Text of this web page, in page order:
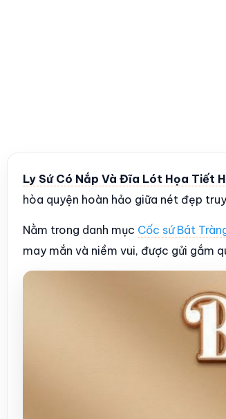
Ly Sứ Có Nắp Và Đĩa Lót Họa Tiết
hòa quyện hoàn hảo giữa nét đẹp
Nằm trong danh mục Cốc sứ Bát
may mắn và niềm vui, được gửi gắm